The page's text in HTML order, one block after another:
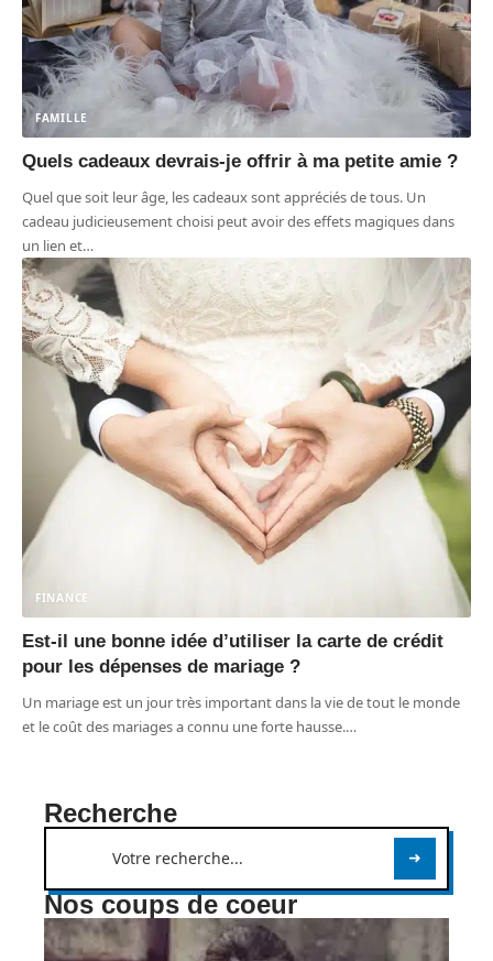
FAMILLE
Quels cadeaux devrais-je offrir à ma petite amie ?
Quel que soit leur âge, les cadeaux sont appréciés de tous. Un
cadeau judicieusement choisi peut avoir des effets magiques dans
un lien et…
FINANCE
Est-il une bonne idée d’utiliser la carte de crédit
pour les dépenses de mariage ?
Un mariage est un jour très important dans la vie de tout le monde
et le coût des mariages a connu une forte hausse.…
Recherche
Nos coups de coeur